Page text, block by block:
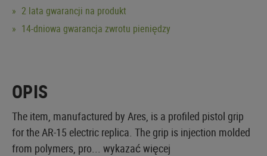
2 lata gwarancji na produkt
14-dniowa gwarancja zwrotu pieniędzy
OPIS
The item, manufactured by Ares, is a profiled pistol grip
for the AR-15 electric replica. The grip is injection molded
from polymers, pro... wykazać więcej